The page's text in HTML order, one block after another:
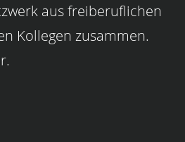
aus freiberuflichen
Kollegen zusammen.